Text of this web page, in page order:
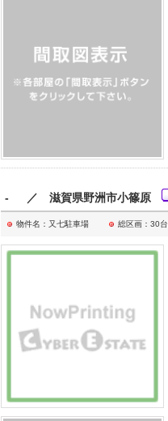
- ／ 滋賀県野洲市小篠原
物件名：又七駐車場 総区画：30台